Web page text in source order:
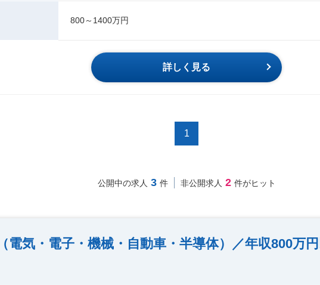
800～1400万円
詳しく見る
1
公開中の求人 3 件 非公開求人 2 件がヒット
電気・電子・機械・自動車・半導体）／年収800万